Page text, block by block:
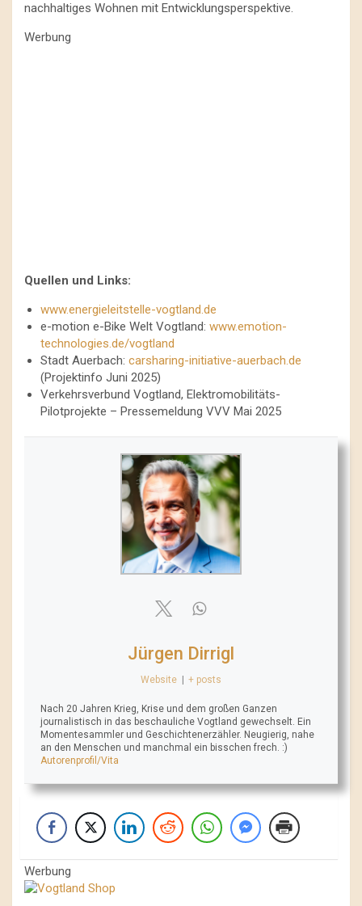
nachhaltiges Wohnen mit Entwicklungsperspektive.
Werbung
Quellen und Links:
www.energieleitstelle-vogtland.de
e-motion e-Bike Welt Vogtland: www.emotion-
technologies.de/vogtland
Stadt Auerbach: carsharing-initiative-auerbach.de
(Projektinfo Juni 2025)
Verkehrsverbund Vogtland, Elektromobilitäts-
Pilotprojekte – Pressemeldung VVV Mai 2025
Jürgen Dirrigl
Website + posts
Nach 20 Jahren Krieg, Krise und dem großen Ganzen
journalistisch in das beschauliche Vogtland gewechselt. Ein
Momentesammler und Geschichtenerzähler. Neugierig, nahe
an den Menschen und manchmal ein bisschen frech. :)
Autorenprofil/Vita
Werbung